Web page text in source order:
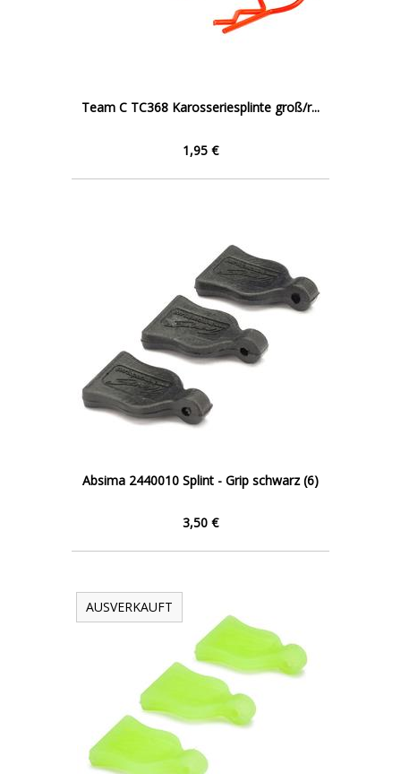
Team C TC368 Karosseriesplinte groß/r...
1,95 €
Absima 2440010 Splint - Grip schwarz (6)
3,50 €
AUSVERKAUFT